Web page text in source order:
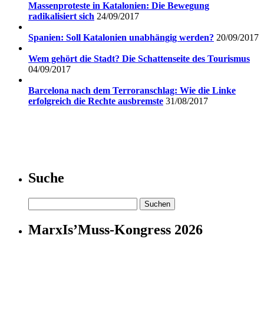
Massenproteste in Katalonien: Die Bewegung
radikalisiert sich 24/09/2017
Spanien: Soll Katalonien unabhängig werden? 20/09/2017
Wem gehört die Stadt? Die Schattenseite des Tourismus
04/09/2017
Barcelona nach dem Terroranschlag: Wie die Linke
erfolgreich die Rechte ausbremste 31/08/2017
Suche
nach:
MarxIs’Muss-Kongress 2026